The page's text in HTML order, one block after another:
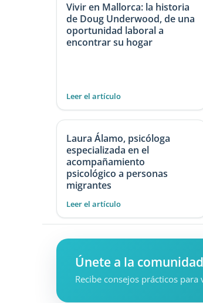
Vivir en Mallorca: la historia
de Doug Underwood, de una
oportunidad laboral a
encontrar su hogar
Leer el artículo
Laura Álamo, psicóloga
especializada en el
acompañamiento
psicológico a personas
migrantes
Leer el artículo
Únete a la comunidad
Recibe consejos prácticos